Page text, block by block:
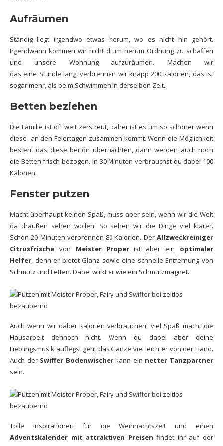
Aufräumen
Ständig liegt irgendwo etwas herum, wo es nicht hin gehört.
Irgendwann kommen wir nicht drum herum Ordnung zu schaffen
und unsere Wohnung aufzuräumen. Machen wir
das eine Stunde lang, verbrennen wir knapp 200 Kalorien, das ist
sogar mehr, als beim Schwimmen in derselben Zeit.
Betten beziehen
Die Familie ist oft weit zerstreut, daher ist es um so schöner wenn
diese an den Feiertagen zusammen kommt. Wenn die Möglichkeit
besteht das diese bei dir übernachten, dann werden auch noch
die Betten frisch bezogen. In 30 Minuten verbrauchst du dabei 100
Kalorien.
Fenster putzen
Macht überhaupt keinen Spaß, muss aber sein, wenn wir die Welt
da draußen sehen wollen. So sehen wir die Dinge viel klarer.
Schon 20 Minuten verbrennen 80 Kalorien. Der Allzweckreiniger
Citrusfrische von Meister Properist aber ein optimaler
Helfer, denn er bietet Glanz sowie eine schnelle Entfernung von
Schmutz und Fetten. Dabei wirkt er wie ein Schmutzmagnet.
Auch wenn wir dabei Kalorien verbrauchen, viel Spaß macht die
Hausarbeit dennoch nicht. Wenn du dabei aber deine
Lieblingsmusik auflegst geht das Ganze viel leichter von der Hand.
Auch der Swiffer Bodenwischerkann ein netter Tanzpartner
sein.
Tolle Inspirationen für die Weihnachtszeit und einen
Adventskalender mit attraktiven Preisen findet ihr auf der